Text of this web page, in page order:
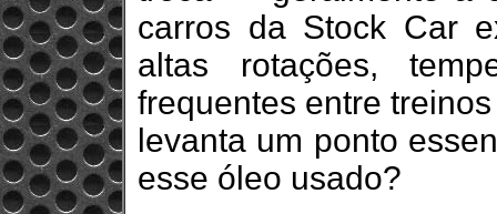
carros da Stock Car
altas rotações,
frequentes entre
levanta um ponto
esse óleo usado?